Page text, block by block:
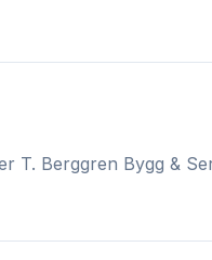
T. Berggren Bygg &